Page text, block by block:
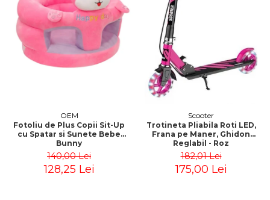
OEM
Fotoliu de Plus Copii Sit-Up
cu Spatar si Sunete Bebe
Bunny
140,00 Lei
128,25 Lei
Scooter
Trotineta Pliabila Roti LED,
Frana pe Maner, Ghidon
Reglabil - Roz
182,01 Lei
175,00 Lei